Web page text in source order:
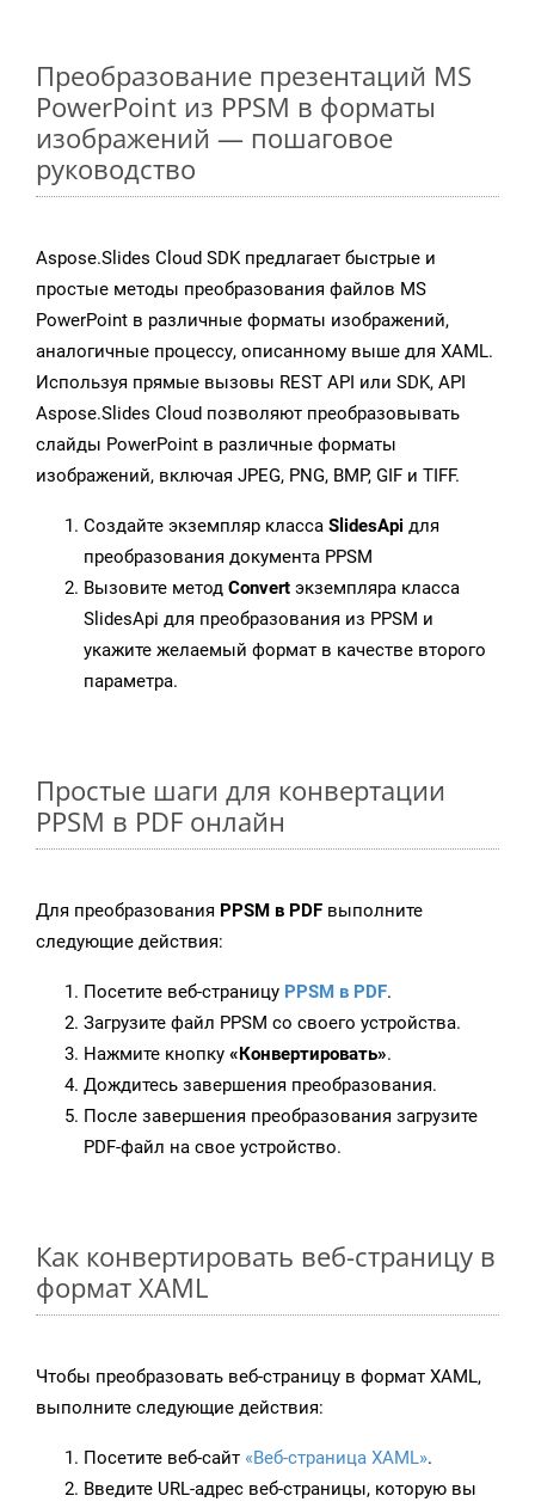
Преобразование презентаций MS
PowerPoint из PPSM в форматы
изображений — пошаговое
руководство
Aspose.Slides Cloud SDK предлагает быстрые и
простые методы преобразования файлов MS
PowerPoint в различные форматы изображений,
аналогичные процессу, описанному выше для XAML.
Используя прямые вызовы REST API или SDK, API
Aspose.Slides Cloud позволяют преобразовывать
слайды PowerPoint в различные форматы
изображений, включая JPEG, PNG, BMP, GIF и TIFF.
Создайте экземпляр класса SlidesApi для
преобразования документа PPSM
Вызовите метод Convert экземпляра класса
SlidesApi для преобразования из PPSM и
укажите желаемый формат в качестве второго
параметра.
Простые шаги для конвертации
PPSM в PDF онлайн
Для преобразования PPSM в PDF выполните
следующие действия:
Посетите веб-страницу PPSM в PDF.
Загрузите файл PPSM со своего устройства.
Нажмите кнопку «Конвертировать».
Дождитесь завершения преобразования.
После завершения преобразования загрузите
PDF-файл на свое устройство.
Как конвертировать веб-страницу в
формат XAML
Чтобы преобразовать веб-страницу в формат XAML,
выполните следующие действия:
Посетите веб-сайт «Веб-страница XAML».
Введите URL-адрес веб-страницы, которую вы